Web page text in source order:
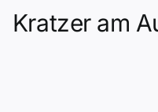
Kratzer am